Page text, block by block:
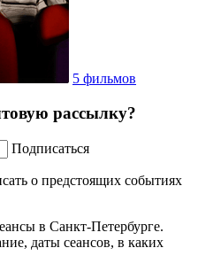
5 фильмов
рассылку?
Подписаться
о предстоящих событиях
в Санкт-Петербурге.
даты сеансов, в каких